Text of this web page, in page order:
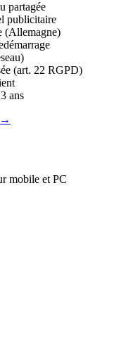
partagée
publicitaire
(Allemagne)
(art. 22 RGPD)
ans
→
mobile et PC